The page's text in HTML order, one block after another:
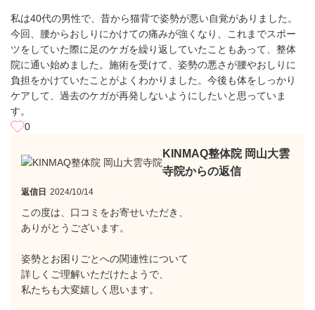
私は40代の男性で、昔から猫背で姿勢が悪い自覚がありました。
今回、腰からおしりにかけての痛みが強くなり、これまでスポー
ツをしていた際に足のケガを繰り返していたこともあって、整体
院に通い始めました。施術を受けて、姿勢の悪さが腰やおしりに
負担をかけていたことがよくわかりました。今後も体をしっかり
ケアして、過去のケガが再発しないようにしたいと思っていま
す。
0
KINMAQ整体院 岡山大雲
寺院からの返信
返信日 2024/10/14
この度は、口コミをお寄せいただき、
ありがとうございます。
姿勢とお困りごとへの関連性について
詳しくご理解いただけたようで、
私たちも大変嬉しく思います。